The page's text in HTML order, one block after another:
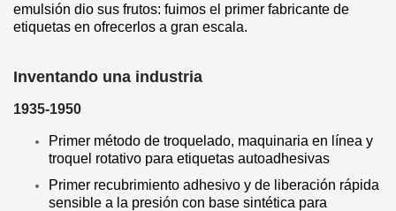
emulsión dio sus frutos: fuimos el primer fabricante de
etiquetas en ofrecerlos a gran escala.
Inventando una industria
1935-1950
Primer método de troquelado, maquinaria en línea y
troquel rotativo para etiquetas autoadhesivas
Primer recubrimiento adhesivo y de liberación rápida
sensible a la presión con base sintética para